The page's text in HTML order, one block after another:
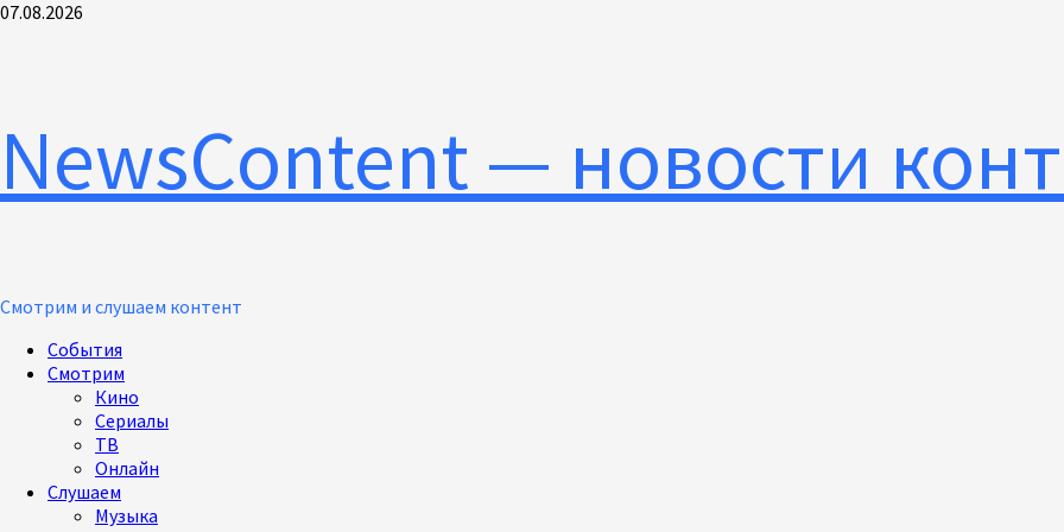
Перейти
07.08.2026
NewsContent — новости
Смотрим и слушаем контент
Основное
меню
События
Смотрим
Кино
Сериалы
ТВ
Онлайн
Слушаем
Музыка